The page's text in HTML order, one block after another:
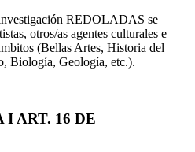
REDOLADAS se
otros/as agentes culturales e
(Bellas Artes, Historia del
Biología, Geología, etc.).
I ART. 16 DE